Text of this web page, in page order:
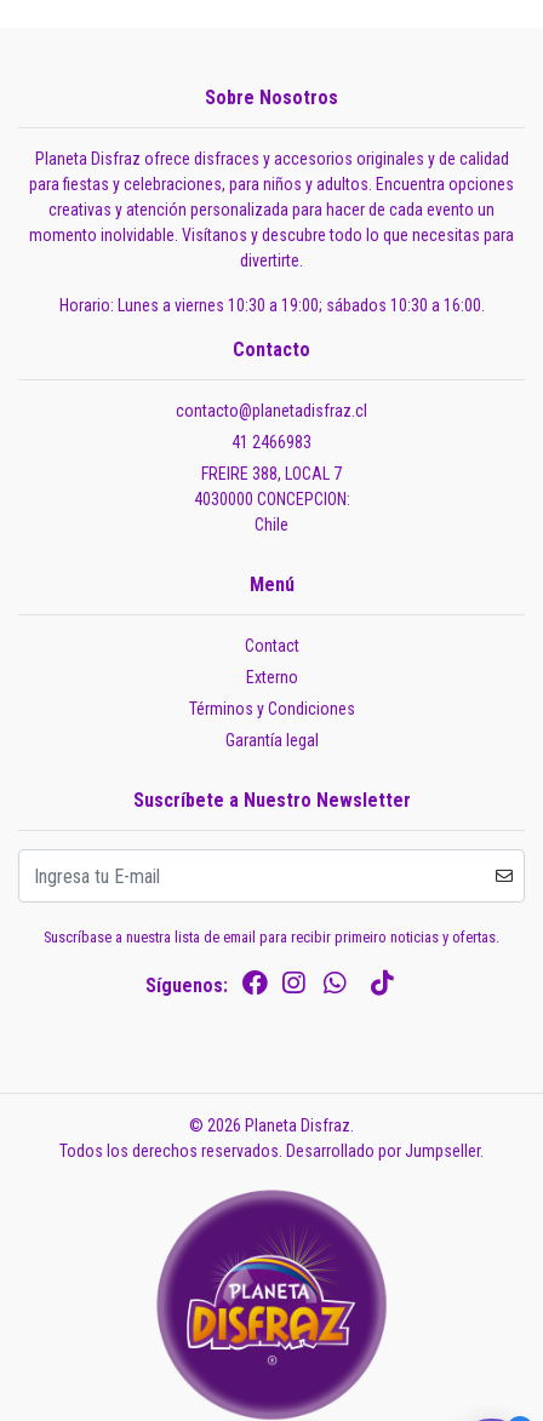
Sobre Nosotros
Planeta Disfraz ofrece disfraces y accesorios originales y de calidad
para fiestas y celebraciones, para niños y adultos. Encuentra opciones
creativas y atención personalizada para hacer de cada evento un
momento inolvidable. Visítanos y descubre todo lo que necesitas para
divertirte.
Horario: Lunes a viernes 10:30 a 19:00; sábados 10:30 a 16:00.
Contacto
contacto@planetadisfraz.cl
41 2466983
FREIRE 388, LOCAL 7
4030000 CONCEPCION:
Chile
Menú
Contact
Externo
Términos y Condiciones
Garantía legal
Suscríbete a Nuestro Newsletter
Suscríbase a nuestra lista de email para recibir primeiro noticias y ofertas.
Síguenos:
© 2026 Planeta Disfraz.
Todos los derechos reservados. Desarrollado por Jumpseller.